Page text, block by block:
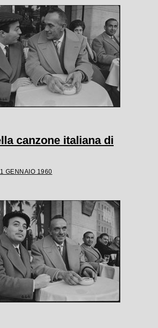
canzone italiana di
GENNAIO 1960